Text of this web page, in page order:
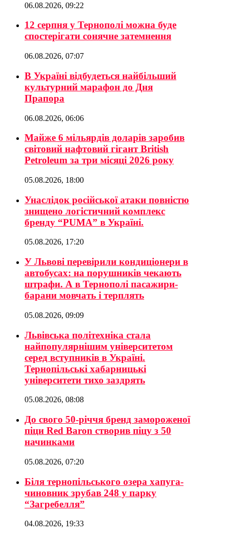
06.08.2026, 09:22
12 серпня у Тернополі можна буде
спостерігати сонячне затемнення
06.08.2026, 07:07
В Україні відбудеться найбільший
культурний марафон до Дня
Прапора
06.08.2026, 06:06
Майже 6 мільярдів доларів заробив
світовий нафтовий гігант British
Petroleum за три місяці 2026 року
05.08.2026, 18:00
Унаслідок російської атаки повністю
знищено логістичний комплекс
бренду “PUMA” в Україні.
05.08.2026, 17:20
У Львові перевірили кондиціонери в
автобусах: на порушників чекають
штрафи. А в Тернополі пасажири-
барани мовчать і терплять
05.08.2026, 09:09
Львівська політехніка стала
найпопулярнішим університетом
серед вступників в Україні.
Тернопільські хабарницькі
університети тихо заздрять
05.08.2026, 08:08
До свого 50-річчя бренд замороженої
піци Red Baron створив піцу з 50
начинками
05.08.2026, 07:20
Біля тернопільського озера хапуга-
чиновник зрубав 248 у парку
“Загребелля”
04.08.2026, 19:33